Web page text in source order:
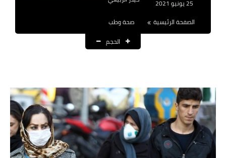
العقود والاجور اليومية
القروض والسلف
المنح المالية
قطع الاراضي
الصفحة الرئيسية
صحة وطب
الحجم